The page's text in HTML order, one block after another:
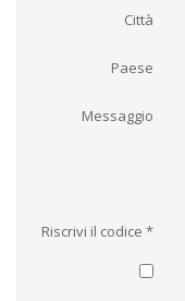
Città
Paese
Messaggio
Riscrivi il codice *